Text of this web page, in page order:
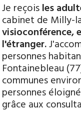
Je reçoisles
cabinet de Milly-
visioconférence,
l'étranger.
personnes
Fontainebleau
communes
personnes
grâce aux